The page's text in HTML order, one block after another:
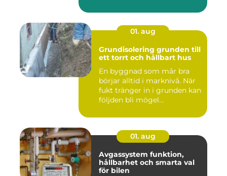
01. aug
Grundisolering grunden till
ett torrt och hållbart hus
En byggnad som mår bra
börjar alltid i marknivå. När
fukt tränger in i grunden kan
följden bli mögel...
01. aug
Avgassystem funktion,
hållbarhet och smarta val
för bilen